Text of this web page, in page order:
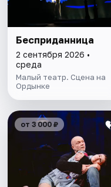
Бесприданница
2 сентября 2026 •
среда
Малый театр. Сцена на
Ордынке
от 3 000 ₽